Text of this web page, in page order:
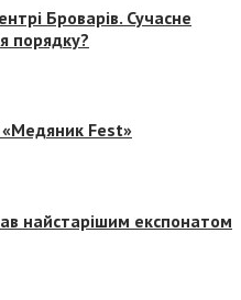
Броварів. Сучасне
порядку?
«Медяник Fest»
найстарішим експонатом